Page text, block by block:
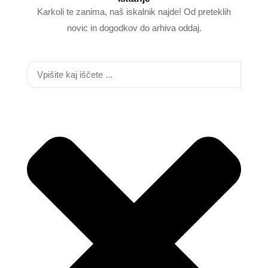
Karkoli te zanima, naš iskalnik najde! Od preteklih
novic in dogodkov do arhiva oddaj.